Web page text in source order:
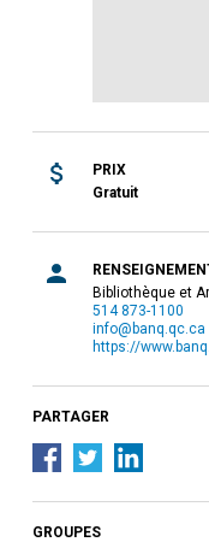
PRIX
Gratuit
Bibliothèque et
514 873-1100
info@banq.qc.ca
https://
PARTAGER
GROUPES